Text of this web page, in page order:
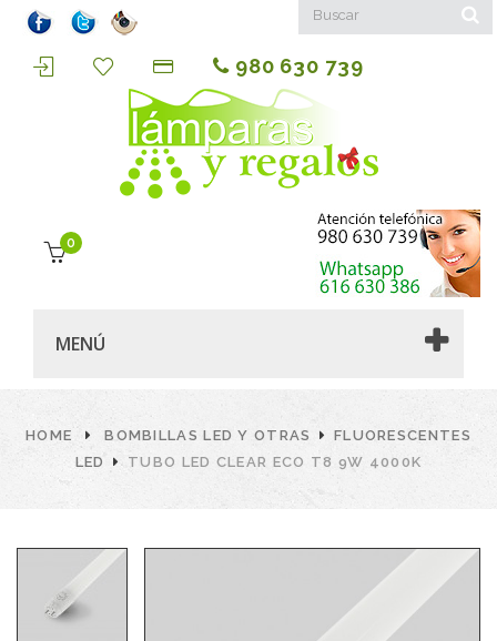
980 630 739
0
MENÚ
HOME BOMBILLAS LED Y OTRAS
FLUORESCENTES
LED
TUBO LED CLEAR ECO T8 9W 4000K